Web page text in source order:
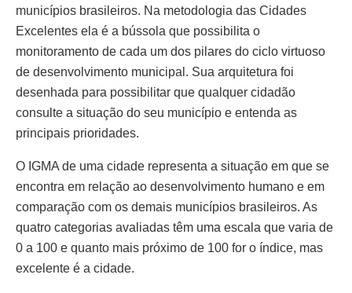
municípios brasileiros. Na metodologia das Cidades
Excelentes ela é a bússola que possibilita o
monitoramento de cada um dos pilares do ciclo virtuoso
de desenvolvimento municipal. Sua arquitetura foi
desenhada para possibilitar que qualquer cidadão
consulte a situação do seu município e entenda as
principais prioridades.
O IGMA de uma cidade representa a situação em que se
encontra em relação ao desenvolvimento humano e em
comparação com os demais municípios brasileiros. As
quatro categorias avaliadas têm uma escala que varia de
0 a 100 e quanto mais próximo de 100 for o índice, mas
excelente é a cidade.